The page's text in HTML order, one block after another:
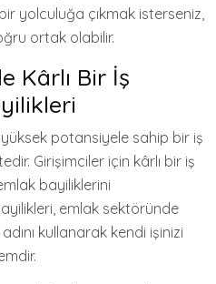
yolculuğa çıkmak isterseniz,
ortak olabilir.
Kârlı Bir İş
potansiyele sahip bir iş
Girişimciler için kârlı bir iş
bayiliklerini
emlak sektöründe
kullanarak kendi işinizi